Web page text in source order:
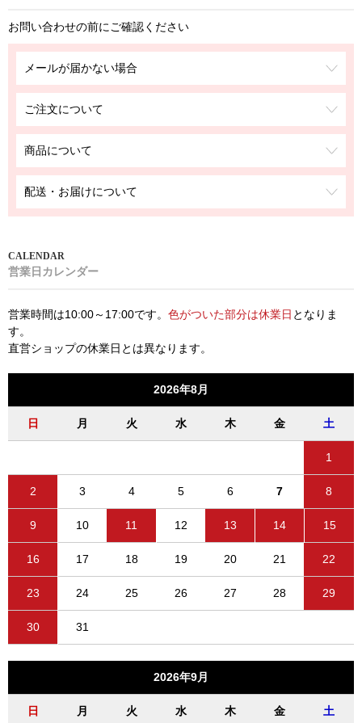
お問い合わせの前にご確認ください
メールが届かない場合
ご注文について
商品について
配送・お届けについて
営業日カレンダー
営業時間は10:00～17:00です。 色がついた部分は休業日 となりま
す。
直営ショップの休業日とは異なります。
2026年8月
日 月 火 水 木 金 土
1
2 3 4 5 6 7 8
9 10 11 12 13 14 15
16 17 18 19 20 21 22
23 24 25 26 27 28 29
30 31
2026年9月
日 月 火 水 木 金 土